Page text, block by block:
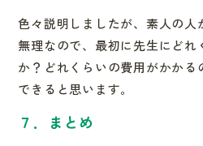
色々説明しましたが、素人の人
無理なので、最初に先生にどれ
か？どれくらいの費用がかかる
できると思います。
７．まとめ